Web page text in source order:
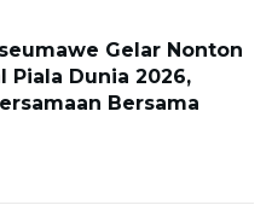
Gelar Nonton
Piala Dunia 2026,
Bersama